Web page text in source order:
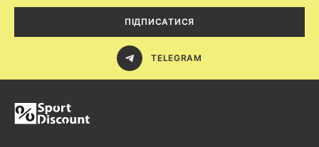
ПІДПИСАТИСЯ
TELEGRAM